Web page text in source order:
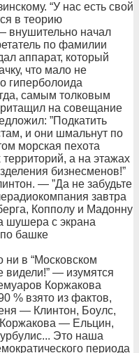
“У нас есть свой
в теорию
внушительно начал
по фамилии
аппарат, который
что мало не
гиперболоида
самым толковым
на совещание
”Подкатить
и они шмальнут по
морская пехота
а на этажах
бизнесменов!”
— ”Да не забудьте
завтра
Копполу и Мадонну
шушера с экрана
башке
ни в “Московском
видели!” — изумятся
Коржакова
% взято из фактов,
— Клинтон, Боулс,
Коржакова — Ельцин,
Это наша
периода